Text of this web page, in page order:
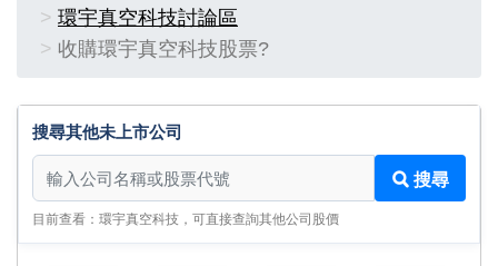
環宇真空科技討論區
收購環宇真空科技股票?
搜尋其他未上市公司
搜尋其他未上市公司
搜尋
目前查看：環宇真空科技，可直接查詢其他公司股價